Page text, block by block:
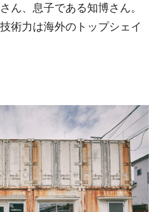
ん、息子である知博さん。
術力は海外のトップシェイ